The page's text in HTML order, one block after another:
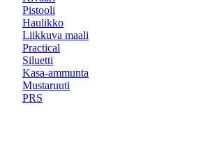
Pistooli
Haulikko
Liikkuva maali
Practical
Siluetti
Kasa-ammunta
Mustaruuti
PRS